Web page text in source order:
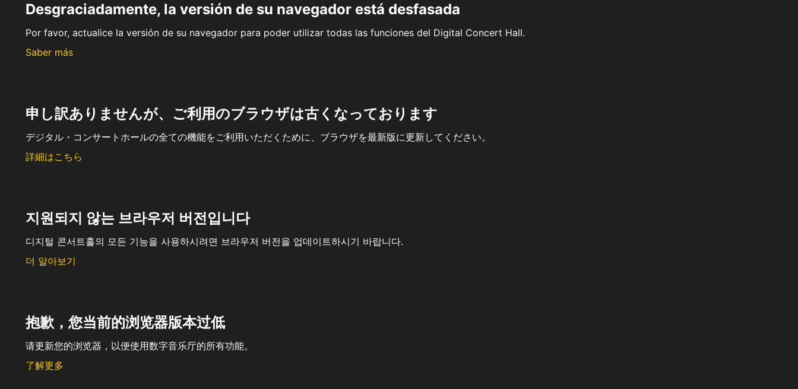
Desgraciadamente, la versión de su navegador está desfasada
Por favor, actualice la versión de su navegador para poder utilizar todas las funciones del Digital Concert Hall.
Saber más
申し訳ありませんが、ご利用のブラウザは古くなっております
デジタル・コンサートホールの全ての機能をご利用いただくために、ブラウザを最新版に更新してください。
詳細はこちら
지원되지 않는 브라우저 버전입니다
디지털 콘서트홀의 모든 기능을 사용하시려면 브라우저 버전을 업데이트하시기 바랍니다.
더 알아보기
抱歉，您当前的浏览器版本过低
请更新您的浏览器，以便使用数字音乐厅的所有功能。
了解更多